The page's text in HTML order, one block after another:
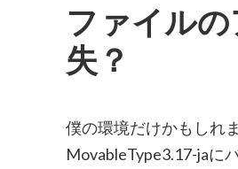
ファイル
失？
僕の環境だけかもしれ
MovableType3.17-jaに